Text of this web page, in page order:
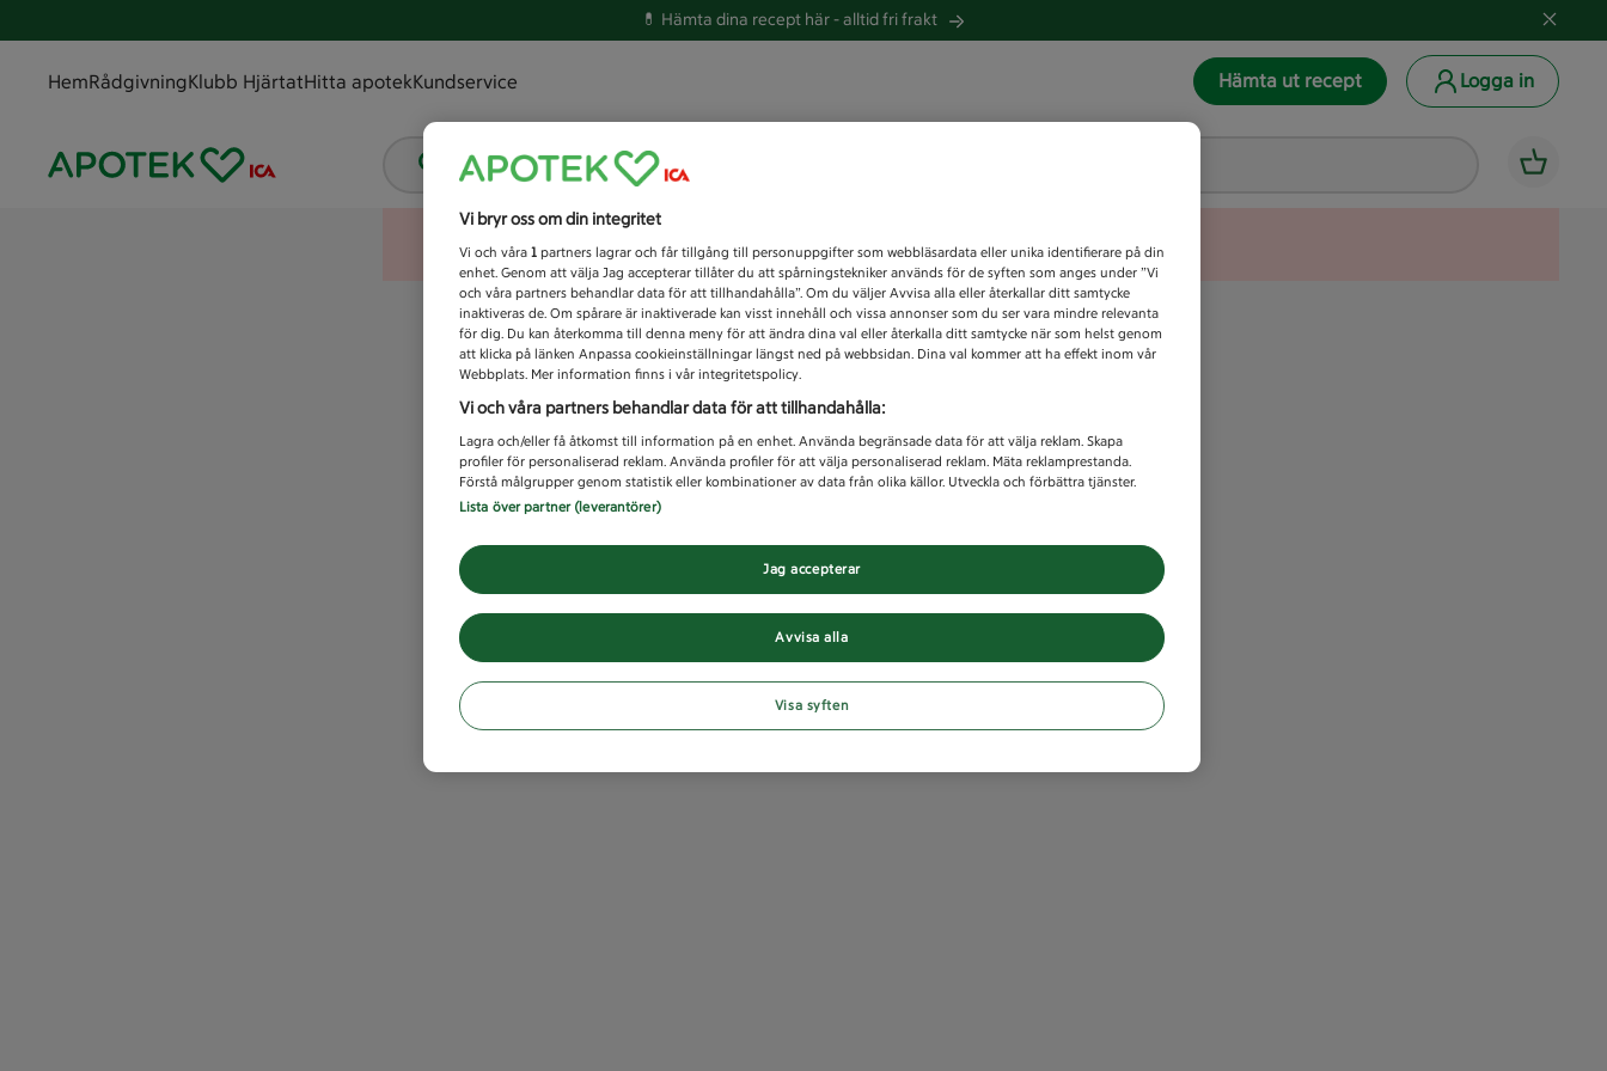
💊 Hämta dina recept här -alltid fri frakt
HemRådgivningKlubb HjärtatHitta apotekKundservice Hämta ut recept Logga in
Vad letar du efter idag?
Unknown error
Vi bryr oss om din integritet
Vi och våra 1 partners lagrar och får tillgång till personuppgifter som webbläsardata eller unika identifierare på din
enhet. Genom att välja Jag accepterar tillåter du att spårningstekniker används för de syften som anges under ”Vi
och våra partners behandlar data för att tillhandahålla”. Om du väljer Avvisa alla eller återkallar ditt samtycke
inaktiveras de. Om spårare är inaktiverade kan visst innehåll och vissa annonser som du ser vara mindre relevanta
för dig. Du kan återkomma till denna meny för att ändra dina val eller återkalla ditt samtycke när som helst genom
att klicka på länken Anpassa cookieinställningar längst ned på webbsidan. Dina val kommer att ha effekt inom vår
Webbplats. Mer information finns i vår integritetspolicy.
Vi och våra partners behandlar data för att tillhandahålla:
Lagra och/eller få åtkomst till information på en enhet. Använda begränsade data för att välja reklam. Skapa
profiler för personaliserad reklam. Använda profiler för att välja personaliserad reklam. Mäta reklamprestanda.
Förstå målgrupper genom statistik eller kombinationer av data från olika källor. Utveckla och förbättra tjänster.
Lista över partner (leverantörer)
Avvisa alla
Jag accepterar
Visa syften